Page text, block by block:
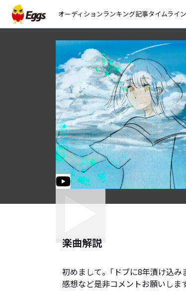
オーディションランキング記事タイムライン
楽曲解説
初めまして。｢ドブに8年漬け込み
感想など是非コメントお願いしま